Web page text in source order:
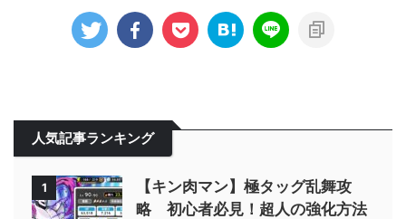
人気記事ランキング
1
【キン肉マン】極タッグ乱舞攻
略 初心者必見！超人の強化方法